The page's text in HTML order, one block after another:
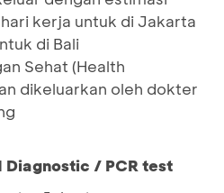
kerja untuk di Jakarta
di Bali
Sehat (Health
dikeluarkan oleh dokter
Diagnostic / PCR test